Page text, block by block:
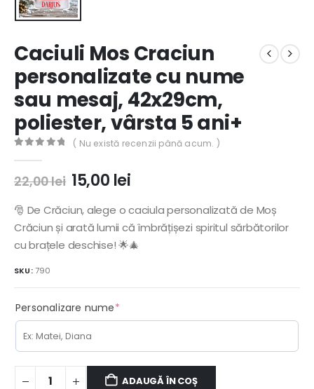
Caciuli Mos Craciun
personalizate cu nume
sau mesaj, 42x29cm,
poliester, vârsta 5 ani+
( Nu există recenzii până acum. )
22,00lei Prețul
inițial
a
fost:
22,00 lei.
15,00 leiPrețul
este:
15,00 lei.
🎅 De Crăciun, alege o caciula personalizată de Moș
Crăciun și arată lumii că îmbrățișezi spiritul sărbătorilor
cu brațele deschise! 🌟🎄
SKU:790
Personalizare nume*(required)
ADAUGĂ ÎN COȘ